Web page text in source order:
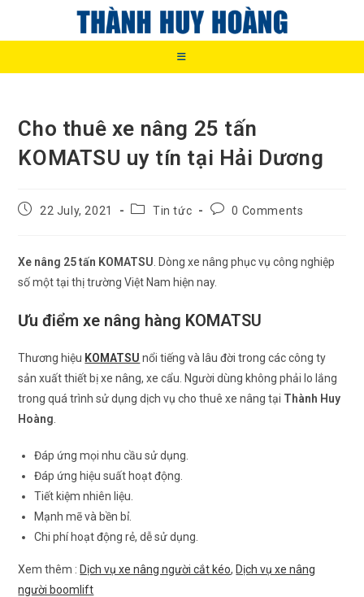
Cho thuê xe nâng 25 tấn
KOMATSU uy tín tại Hải Dương
Post22 July, 2021
PostTin tức
Post0 Comments
Xe nâng 25 tấn KOMATSU . Dòng xe nâng phục vụ công nghiệp
số một tại thị trường Việt Nam hiện nay.
Ưu điểm xe nâng hàng KOMATSU
Thương hiệu KOMATSU nổi tiếng và lâu đời trong các công ty
sản xuất thiết bị xe nâng, xe cẩu. Người dùng không phải lo lắng
trong quá trình sử dụng dịch vụ cho thuê xe nâng tại Thành Huy
Hoàng
Đáp ứng mọi nhu cầu sử dụng.
Đáp ứng hiệu suất hoạt động.
Tiết kiệm nhiên liệu.
Mạnh mẽ và bền bỉ.
Chi phí hoạt động rẻ, dễ sử dụng.
Xem thêm : Dịch vụ xe nâng người cắt kéo, Dịch vụ xe nâng
người boomlift